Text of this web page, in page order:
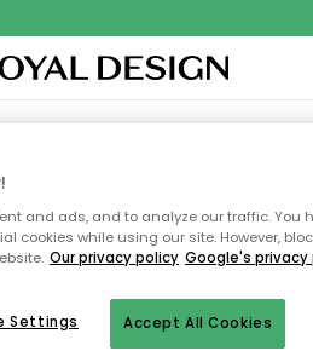
& MATOTKEITTIÖSÄILYTYS
and ads, and to analyze our traffic. You
cookies while using our site. However,
Our privacy policy Google's privacy
Accept All Cookies
Settings